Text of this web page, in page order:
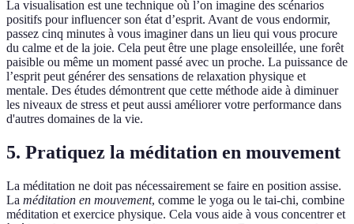
La visualisation est une technique où l’on imagine des scénarios
positifs pour influencer son état d’esprit. Avant de vous endormir,
passez cinq minutes à vous imaginer dans un lieu qui vous procure
du calme et de la joie. Cela peut être une plage ensoleillée, une forêt
paisible ou même un moment passé avec un proche. La puissance de
l’esprit peut générer des sensations de relaxation physique et
mentale. Des études démontrent que cette méthode aide à diminuer
les niveaux de stress et peut aussi améliorer votre performance dans
d'autres domaines de la vie.
5. Pratiquez la méditation en mouvement
La méditation ne doit pas nécessairement se faire en position assise.
La méditation en mouvement, comme le yoga ou le tai-chi, combine
méditation et exercice physique. Cela vous aide à vous concentrer et